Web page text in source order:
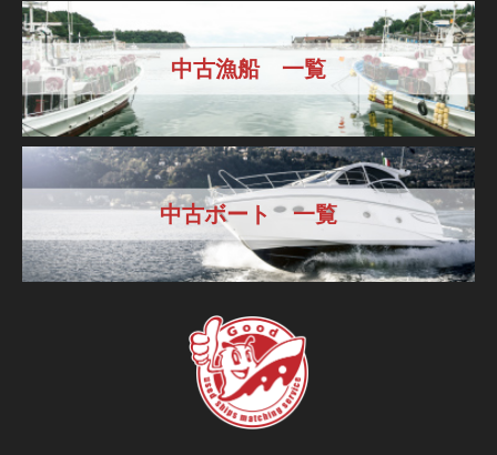
中古漁船 一覧
中古ボート 一覧